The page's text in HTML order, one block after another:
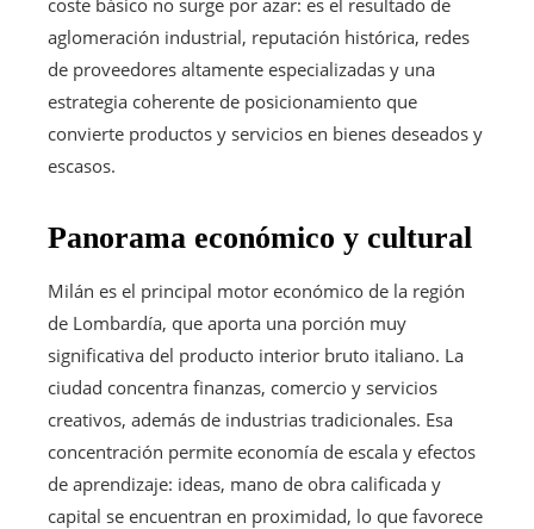
aglomeración industrial, reputación histórica, redes
de proveedores altamente especializadas y una
estrategia coherente de posicionamiento que
convierte productos y servicios en bienes deseados y
escasos.
Panorama económico y cultural
Milán es el principal motor económico de la región
de Lombardía, que aporta una porción muy
significativa del producto interior bruto italiano. La
ciudad concentra finanzas, comercio y servicios
creativos, además de industrias tradicionales. Esa
concentración permite economía de escala y efectos
de aprendizaje: ideas, mano de obra calificada y
capital se encuentran en proximidad, lo que favorece